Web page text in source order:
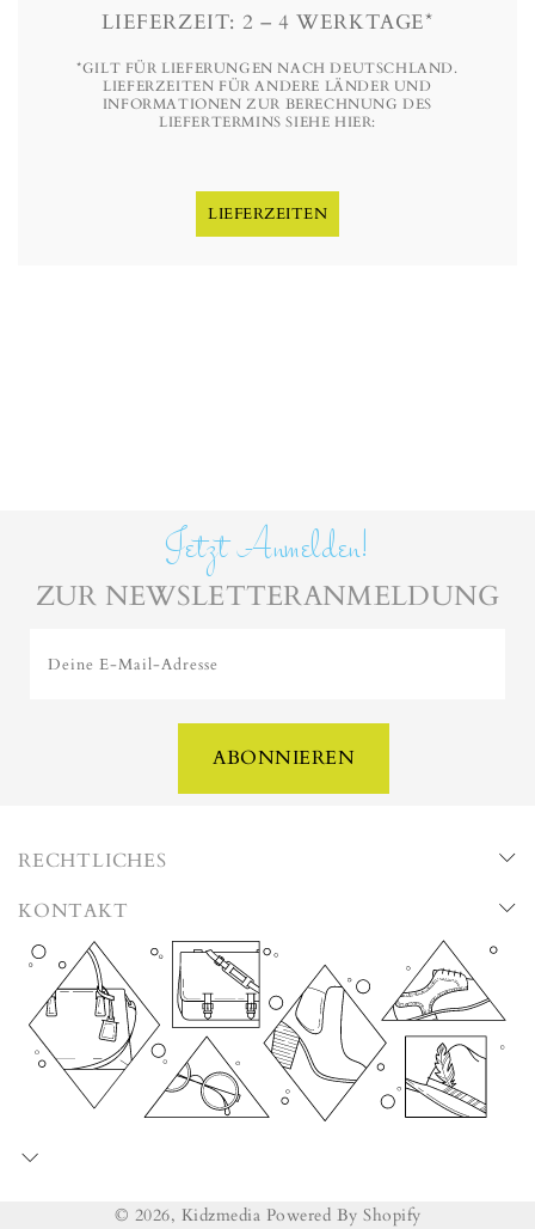
LIEFERZEIT: 2 – 4 WERKTAGE*
*GILT FÜR LIEFERUNGEN NACH DEUTSCHLAND.
LIEFERZEITEN FÜR ANDERE LÄNDER UND
INFORMATIONEN ZUR BERECHNUNG DES
LIEFERTERMINS SIEHE HIER:
LIEFERZEITEN
Jetzt Anmelden!
ZUR NEWSLETTERANMELDUNG
Deine E-Mail-Adresse
ABONNIEREN
RECHTLICHES
KONTAKT
© 2026, Kidzmedia Powered By Shopify